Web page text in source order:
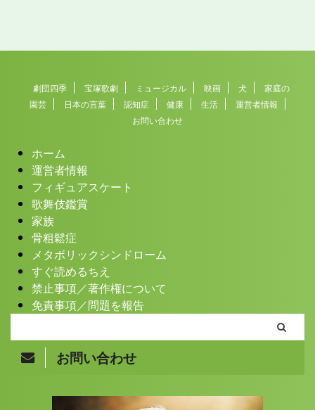
劇団四季 宝塚歌劇 ミュージカル 映画 犬
家庭の
園芸
日本の言葉 認知症 健康 生活
運営者情報
お問い合わせ
ホーム
運営者情報
フィギュアスケート
歌舞伎鑑賞
家族
骨粗鬆症
メタボリックシンドローム
すぐ読めるちえ
禁止事項／著作権について
免責事項／問題を報告
お問い合わせ